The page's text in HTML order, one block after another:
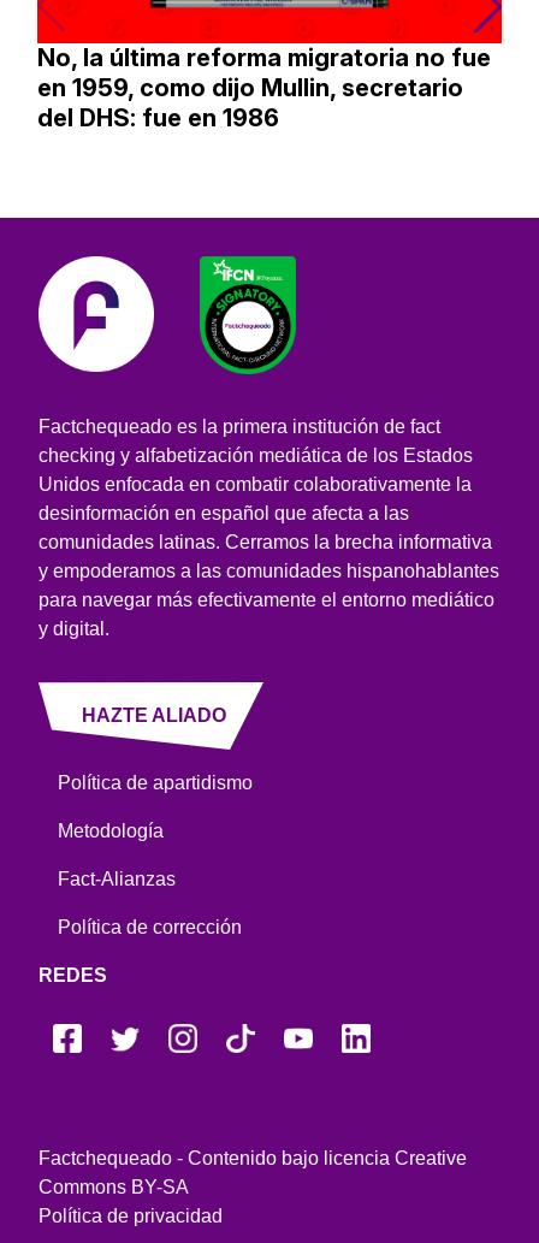
No, la última reforma migratoria no fue
en 1959, como dijo Mullin, secretario
del DHS: fue en 1986
Factchequeado es la primera institución de fact
checking y alfabetización mediática de los Estados
Unidos enfocada en combatir colaborativamente la
desinformación en español que afecta a las
comunidades latinas. Cerramos la brecha informativa
y empoderamos a las comunidades hispanohablantes
para navegar más efectivamente el entorno mediático
y digital.
HAZTE ALIADO
Política de apartidismo
Metodología
Fact-Alianzas
Política de corrección
REDES
Factchequeado - Contenido bajo licencia Creative
Commons BY-SA
Política de privacidad